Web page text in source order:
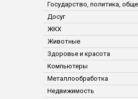
Государство, политика,
Досуг
ЖКХ
Животные
Здоровье и красота
Компьютеры
Металлообработка
Недвижимость